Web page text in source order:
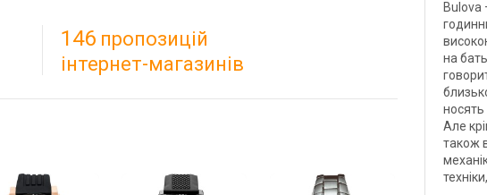
146 пропозицій
інтернет-магазинів
Bulova
на
Але
також